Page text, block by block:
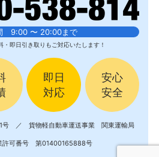
9:00 〜 20:00まで
・即日引き取りもご対応いたします！
即日
対応
安心
安全
号 ／ 貨物軽自動車運送事業 関東運輸局
許可番号 第01400165888号